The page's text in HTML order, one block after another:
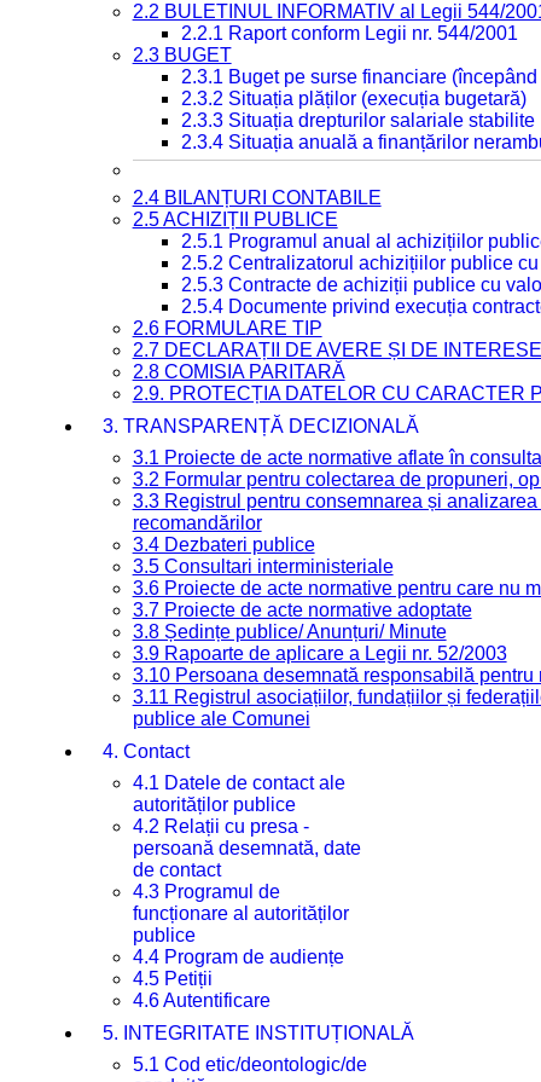
2.2 BULETINUL INFORMATIV al Legii 544/
2.2.1 Raport conform Legii nr. 544/2001
2.3 BUGET
2.3.1 Buget pe surse financiare
2.3.2 Situația plăților (execuția bugetară)
2.3.3 Situația drepturilor salariale
2.3.4 Situația anuală a finanțărilor
2.4 BILANȚURI CONTABILE
2.5 ACHIZIȚII PUBLICE
2.5.1 Programul anual al achizițiilor
2.5.2 Centralizatorul achizițiilor publice
2.5.3 Contracte de achiziții publice cu
2.5.4 Documente privind execuția
2.6 FORMULARE TIP
2.7 DECLARAȚII DE AVERE ȘI DE INTERESE
2.8 COMISIA PARITARĂ
2.9. PROTECȚIA DATELOR CU CARACTER
3. TRANSPARENȚĂ DECIZIONALĂ
3.1 Proiecte de acte normative aflate în
3.2 Formular pentru colectarea de propuneri,
3.3 Registrul pentru consemnarea și
recomandărilor
3.4 Dezbateri publice
3.5 Consultari interministeriale
3.6 Proiecte de acte normative pentru care nu
3.7 Proiecte de acte normative adoptate
3.8 Ședințe publice/ Anunțuri/ Minute
3.9 Rapoarte de aplicare a Legii nr. 52/2003
3.10 Persoana desemnată responsabilă
3.11 Registrul asociațiilor, fundațiilor și
publice ale Comunei
4. Contact
4.1 Datele de contact ale
autorităților publice
4.2 Relații cu presa -
persoană desemnată, date
de contact
4.3 Programul de
funcționare al autorităților
publice
4.4 Program de audiențe
4.5 Petiții
4.6 Autentificare
5. INTEGRITATE INSTITUȚIONALĂ
5.1 Cod etic/deontologic/de